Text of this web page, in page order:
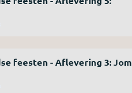
feesten - Aflevering 3: Jom